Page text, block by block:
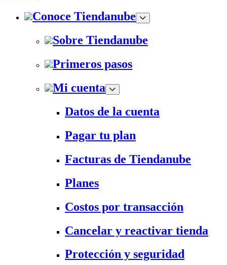
Conoce Tiendanube
Sobre Tiendanube
Primeros pasos
Mi cuenta
Datos de la cuenta
Pagar tu plan
Facturas de Tiendanube
Planes
Costos por transacción
Cancelar y reactivar tienda
Protección y seguridad